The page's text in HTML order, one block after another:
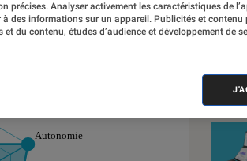
VOIR
précises. Analyser activement les caractéristiques de
à des informations sur un appareil. Publicités et contenu
du contenu, études d’audience et développement de